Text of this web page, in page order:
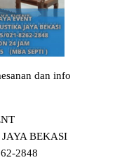
dan info
BEKASI
2848